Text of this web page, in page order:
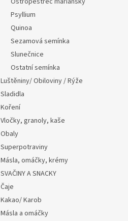
Psyllium
Quinoa
Sezamová semínka
Slunečnice
Ostatní semínka
Luštěniny/ Obiloviny / Rýže
Sladidla
Koření
Vločky, granoly, kaše
Obaly
Superpotraviny
Másla, omáčky, krémy
SVAČINY A SNACKY
Čaje
Kakao/ Karob
Másla a omáčky